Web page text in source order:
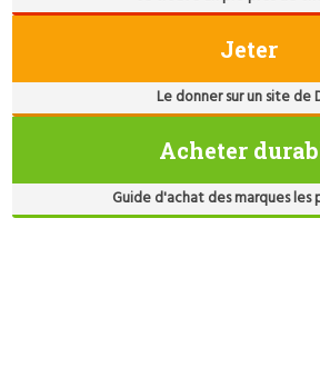
Jeter
Le donner sur un site de
Acheter
Guide d'achat des marques les